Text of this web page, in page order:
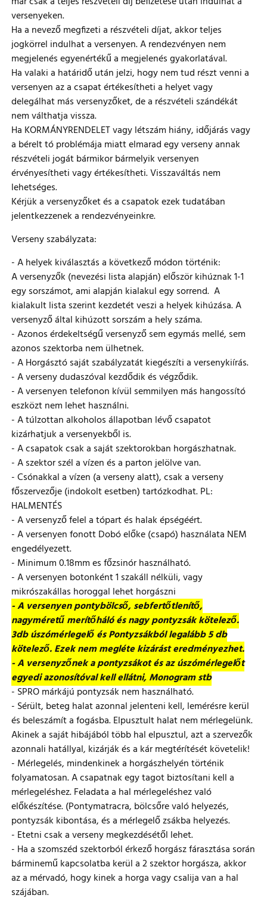
versenyeken.
Ha a nevező megfizeti a részvételi díjat, akkor teljes
jogkörrel indulhat a versenyen. A rendezvényen nem
megjelenés egyenértékű a megjelenés gyakorlatával.
Ha valaki a határidő után jelzi, hogy nem tud részt venni a
versenyen az a csapat értékesítheti a helyet vagy
delegálhat más versenyzőket, de a részvételi szándékát
nem válthatja vissza.
Ha KORMÁNYRENDELET vagy létszám hiány, időjárás vagy
a bérelt tó problémája miatt elmarad egy verseny annak
részvételi jogát bármikor bármelyik versenyen
érvényesítheti vagy értékesítheti. Visszaváltás nem
lehetséges.
Kérjük a versenyzőket és a csapatok ezek tudatában
jelentkezzenek a rendezvényeinkre.
Verseny szabályzata:
- A helyek kiválasztás a következő módon történik:
A versenyzők (nevezési lista alapján) először kihúznak 1-1
egy sorszámot, ami alapján kialakul egy sorrend. A
kialakult lista szerint kezdetét veszi a helyek kihúzása. A
versenyző által kihúzott sorszám a hely száma.
- Azonos érdekeltségű versenyző sem egymás mellé, sem
azonos szektorba nem ülhetnek.
- A Horgásztó saját szabályzatát kiegészíti a versenykiírás.
- A verseny dudaszóval kezdődik és végződik.
- A versenyen telefonon kívül semmilyen más hangossító
eszközt nem lehet használni.
- A túlzottan alkoholos állapotban lévő csapatot
kizárhatjuk a versenyekből is.
- A csapatok csak a saját szektorokban horgászhatnak.
- A szektor szél a vízen és a parton jelölve van.
- Csónakkal a vízen (a verseny alatt), csak a verseny
főszervezője (indokolt esetben) tartózkodhat. PL:
HALMENTÉS
- A versenyző felel a tópart és halak épségéért.
- A versenyen fonott Dobó előke (csapó) használata NEM
engedélyezett.
- Minimum 0.18mm es főzsinór használható.
- A versenyen botonként 1 szakáll nélküli, vagy
mikrószakállas horoggal lehet horgászni
- A versenyen pontybölcső, sebfertőtlenítő,
nagyméretű merítőháló és nagy pontyzsák kötelező.
3db úszómérlegelő és Pontyzsákból legalább 5 db
kötelező. Ezek nem megléte kizárást eredményezhet.
- A versenyzőnek a pontyzsákot és az úszómérlegelőt
egyedi azonosítóval kell ellátni, Monogram stb
- SPRO márkájú pontyzsák nem használható.
- Sérült, beteg halat azonnal jelenteni kell, lemérésre kerül
és beleszámít a fogásba. Elpusztult halat nem mérlegelünk.
Akinek a saját hibájából több hal elpusztul, azt a szervezők
azonnali hatállyal, kizárják és a kár megtérítését követelik!
- Mérlegelés, mindenkinek a horgászhelyén történik
folyamatosan. A csapatnak egy tagot biztosítani kell a
mérlegeléshez. Feladata a hal mérlegeléshez való
előkészítése. (Pontymatracra, bölcsőre való helyezés,
pontyzsák kibontása, és a mérlegelő zsákba helyezés.
- Etetni csak a verseny megkezdésétől lehet.
- Ha a szomszéd szektorból érkező horgász fárasztása során
bárminemű kapcsolatba kerül a 2 szektor horgásza, akkor
az a mérvadó, hogy kinek a horga vagy csalija van a hal
szájában.